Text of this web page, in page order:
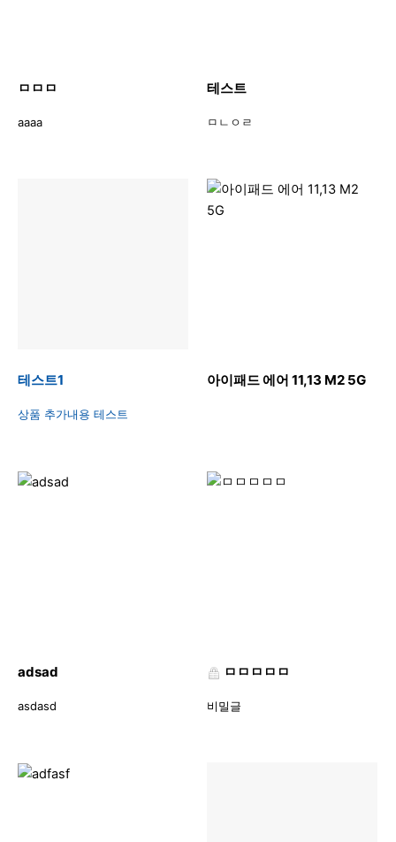
ㅁㅁㅁ
aaaa
테스트
ㅁㄴㅇㄹ
테스트1
상품 추가내용 테스트
아이패드 에어 11,13 M2 5G
adsad
asdasd
ㅁㅁㅁㅁㅁ
비밀글